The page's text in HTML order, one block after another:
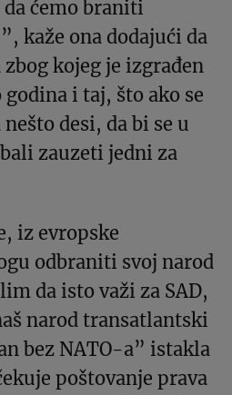
ćemo braniti
kaže ona dodajući da
kojeg je izgrađen
i taj, što ako se
desi, da bi se u
zauzeti jedni za
iz evropske
odbraniti svoj narod
da isto važi za SAD,
narod transatlantski
bez NATO-a” istakla
poštovanje prava